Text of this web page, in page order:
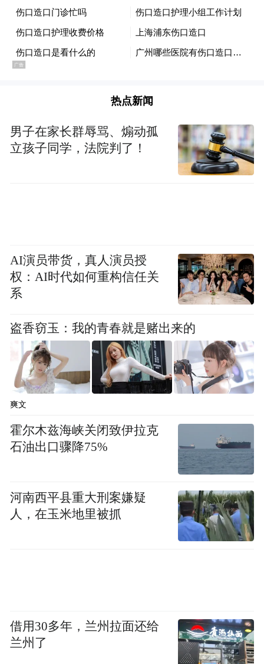
来，湖南文体旅集团将全力护航赛事落地，
深挖IP价值，推动文体旅产业深度融合，让
体育热、文旅火，共同绘就湖南发展新蓝
图。
湖南日报·新湖南客户端记者 蔡矜宜 通讯员
余虹
热点新闻
男子在家长群辱骂、煽动孤
立孩子同学，法院判了！
AI演员带货，真人演员授
权：AI时代如何重构信任关
系
盗香窃玉：我的青春就是赌出来的
爽文
霍尔木兹海峡关闭致伊拉克
石油出口骤降75%
河南西平县重大刑案嫌疑
人，在玉米地里被抓
借用30多年，兰州拉面还给
兰州了